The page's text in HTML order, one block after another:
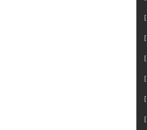
[
[
[
[
[
[